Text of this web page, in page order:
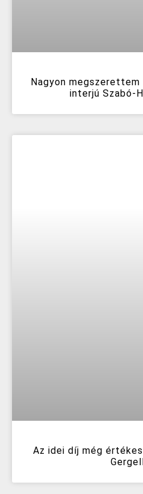
Nagyon
interjú Szabó-
Az idei díj még